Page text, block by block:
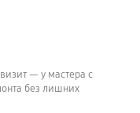
— у мастера с
без лишних